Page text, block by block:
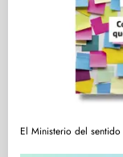
El Ministerio del